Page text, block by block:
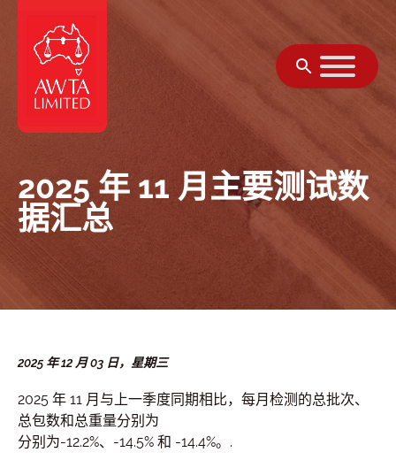
2025 年 11 月主要测试数
据汇总
2025 年 12 月 03 日，星期三
2025 年 11 月与上一季度同期相比，每月检测的总批次、
总包数和总重量分别为
分别为-12.2%、-14.5% 和 -14.4%。.